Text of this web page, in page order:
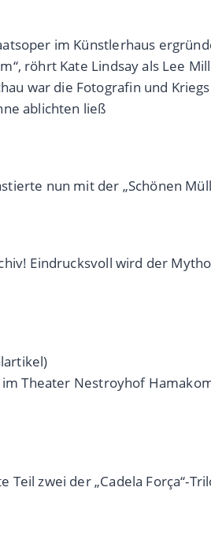
im Künstlerhaus
röhrt Kate Lindsay als Lee
war die Fotografin und
ablichten ließ
nun mit der „Schönen
Eindrucksvoll wird der
Theater Nestroyhof
zwei der „Cadela Força“-